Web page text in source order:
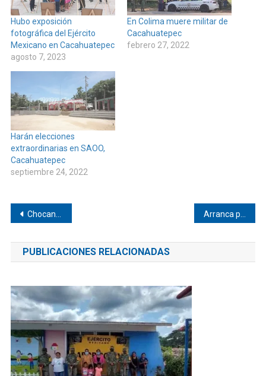
Hubo exposición
fotográfica del Ejército
Mexicano en Cacahuatepec
agosto 7, 2023
En Colima muere militar de
Cacahuatepec
febrero 27, 2022
Harán elecciones
extraordinarias en SAOO,
Cacahuatepec
septiembre 24, 2022
Navegación
de
entradas
Chocan y queda lesionada en Pinotepa Arranca programa de modernización catastral en Oaxaca
PUBLICACIONES RELACIONADAS